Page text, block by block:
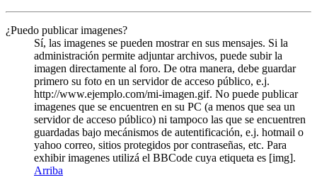
¿Puedo publicar imagenes?
Sí, las imagenes se pueden mostrar en sus mensajes. Si la
administración permite adjuntar archivos, puede subir la
imagen directamente al foro. De otra manera, debe guardar
primero su foto en un servidor de acceso público, e.j.
http://www.ejemplo.com/mi-imagen.gif. No puede publicar
imagenes que se encuentren en su PC (a menos que sea un
servidor de acceso público) ni tampoco las que se encuentren
guardadas bajo mecánismos de autentificación, e.j. hotmail o
yahoo correo, sitios protegidos por contraseñas, etc. Para
exhibir imagenes utilizá el BBCode cuya etiqueta es [img].
Arriba